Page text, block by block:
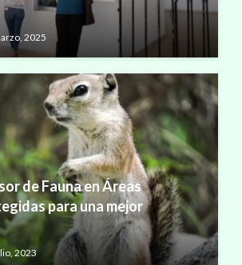
2025
de Fauna en Áreas
para una mejor
2023